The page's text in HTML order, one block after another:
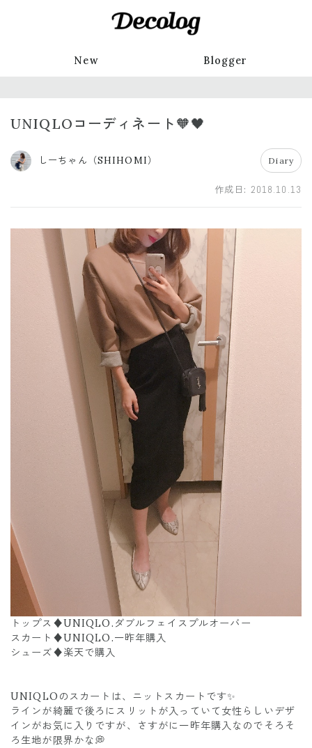
New Blogger
UNIQLOコーディネート🧡🖤
しーちゃん（SHIHOMI） Diary
作成日: 2018.10.13
トップス♦︎UNIQLO.ダブルフェイスプルオーバー
スカート♦︎UNIQLO.一昨年購入
シューズ♦︎楽天で購入
UNIQLOのスカートは、ニットスカートです✨
ラインが綺麗で後ろにスリットが入っていて女性らしいデザ
インがお気に入りですが、さすがに一昨年購入なのでそろそ
ろ生地が限界かな💭